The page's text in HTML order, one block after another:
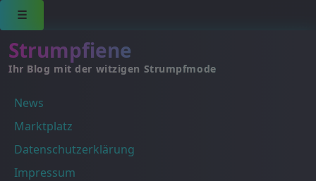
☰
Strumpfiene
Ihr Blog mit der witzigen Strumpfmode
News
Marktplatz
Datenschutzerklärung
Impressum
III
Auswahl entsprechen.